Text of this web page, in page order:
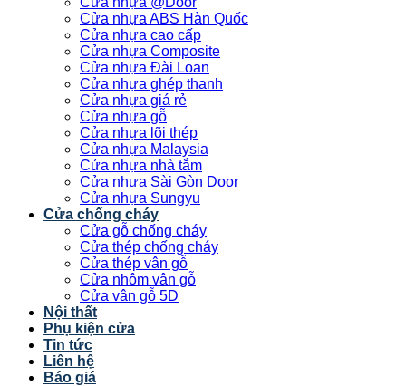
Cửa nhựa ABS Hàn Quốc
Cửa nhựa cao cấp
Cửa nhựa Composite
Cửa nhựa Đài Loan
Cửa nhựa ghép thanh
Cửa nhựa giá rẻ
Cửa nhựa gỗ
Cửa nhựa lõi thép
Cửa nhựa Malaysia
Cửa nhựa nhà tắm
Cửa nhựa Sài Gòn Door
Cửa nhựa Sungyu
Cửa chống cháy
Cửa gỗ chống cháy
Cửa thép chống cháy
Cửa thép vân gỗ
Cửa nhôm vân gỗ
Cửa vân gỗ 5D
Nội thất
Phụ kiện cửa
Tin tức
Liên hệ
Báo giá